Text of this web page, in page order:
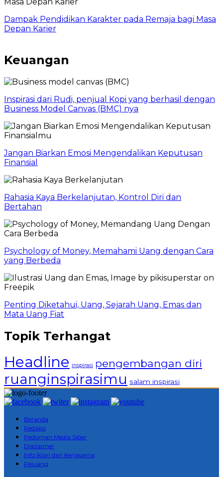
Dampak Pendidikan Karakter pada Remaja bagi Masa
Depan Karier
Keuangan
Inspirasi dari Rudi, penjual Kopi yang berhasil dengan
Business Model Canvas (BMC) nya
Jangan Biarkan Emosi Mengendalikan Keputusan
Finansial
Rahasia Kaya Berkelanjutan, Kontrol Diri dan
Bertahan
Psychology of Money, Memahami Uang dengan Cara
yang Berbeda
Penting Diketahui, Uang, Sejarah Uang, Emas dan
Mata Uang Fiat
Topik Terhangat
Headline inspirasi pengembangan diri
ruanginspirasimu salam inspirasi
Beranda
Redaksi
Pedoman Media Siber
Disclaimer
Info Iklan dan Kerjasama
Peluang